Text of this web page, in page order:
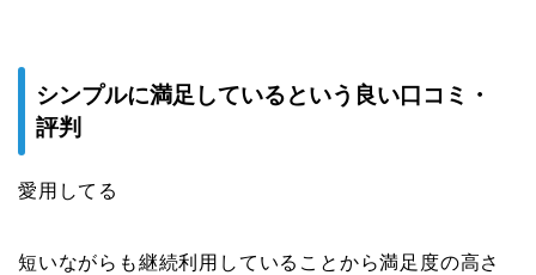
シンプルに満足しているという良い口コミ・
評判
愛用してる
短いながらも継続利用していることから満足度の高さ